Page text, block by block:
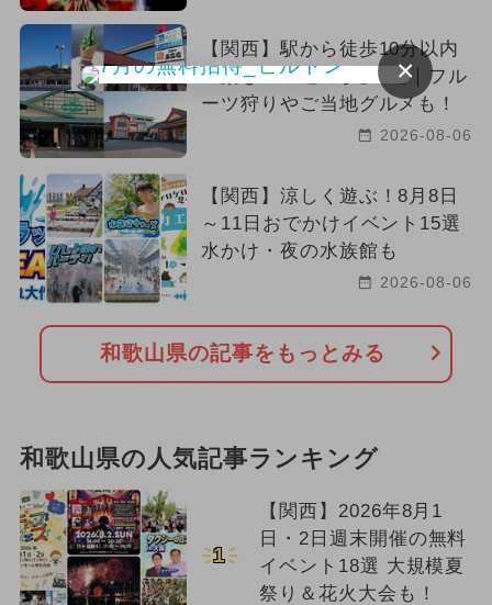
【関西】駅から徒歩10分以内
の楽しい「道の駅」8選｜フル
ーツ狩りやご当地グルメも！
2026-08-06
【関西】涼しく遊ぶ！8月8日
～11日おでかけイベント15選
水かけ・夜の水族館も
2026-08-06
和歌山県の記事をもっとみる
和歌山県の人気記事ランキング
1
【関西】2026年8月1
日・2日週末開催の無料
イベント18選 大規模夏
祭り＆花火大会も！
×